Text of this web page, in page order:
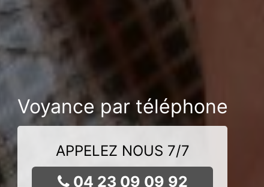
Voyance par téléphone
APPELEZ NOUS 7/7
04 23 09 09 92